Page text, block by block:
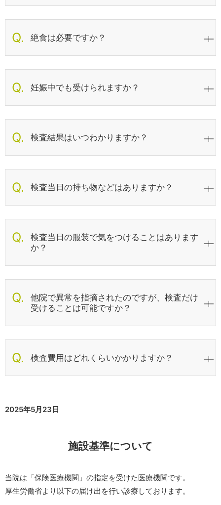
絶食は必要ですか？
妊娠中でも受けられますか？
検査結果はいつわかりますか？
検査当日の持ち物などはありますか？
検査当日の服装で気をつけることはあります
か？
他院で異常を指摘されたのですが、検査だけ
受けることは可能ですか？
検査費用はどれくらいかかりますか？
2025年5月23日
施設基準について
当院は「保険医療機関」の指定を受けた医療機関です。
厚生労働省より以下の届け出を行い診療しております。